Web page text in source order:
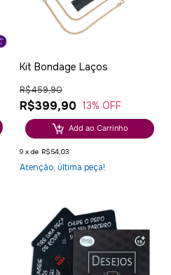
Kit Bondage Laços
R$399,90
R$459,90
13% OFF
Add ao Carrinho
9 x de R$54,03
Atenção, última peça!